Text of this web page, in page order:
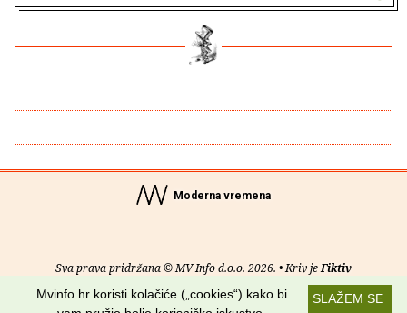
Moderna vremena
Sva prava pridržana © MV Info d.o.o. 2026. • Kriv jeFiktiv
Uvjeti korištenja RSS kanaliSLAŽEM SE
Mvinfo.hr koristi kolačiće („cookies“) kako bi